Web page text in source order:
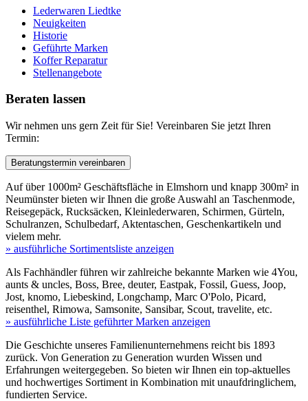
Lederwaren Liedtke
Neuigkeiten
Historie
Geführte Marken
Koffer Reparatur
Stellenangebote
Beraten lassen
Wir nehmen uns gern Zeit für Sie! Vereinbaren Sie jetzt Ihren
Termin:
Beratungstermin vereinbaren
Auf über 1000m² Geschäftsfläche in Elmshorn und knapp 300m² in
Neumünster bieten wir Ihnen die große Auswahl an Taschenmode,
Reisegepäck, Rucksäcken, Kleinlederwaren, Schirmen, Gürteln,
Schulranzen, Schulbedarf, Aktentaschen, Geschenkartikeln und
vielem mehr.
» ausführliche Sortimentsliste anzeigen
Als Fachhändler führen wir zahlreiche bekannte Marken wie 4You,
aunts & uncles, Boss, Bree, deuter, Eastpak, Fossil, Guess, Joop,
Jost, knomo, Liebeskind, Longchamp, Marc O'Polo, Picard,
reisenthel, Rimowa, Samsonite, Sansibar, Scout, travelite, etc.
» ausführliche Liste geführter Marken anzeigen
Die Geschichte unseres Familienunternehmens reicht bis 1893
zurück. Von Generation zu Generation wurden Wissen und
Erfahrungen weitergegeben. So bieten wir Ihnen ein top-aktuelles
und hochwertiges Sortiment in Kombination mit unaufdringlichem,
fundierten Service.